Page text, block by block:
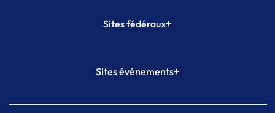
Sites fédéraux+
Plateforme Formation
Sites événements+
Meeting de Paris indoor